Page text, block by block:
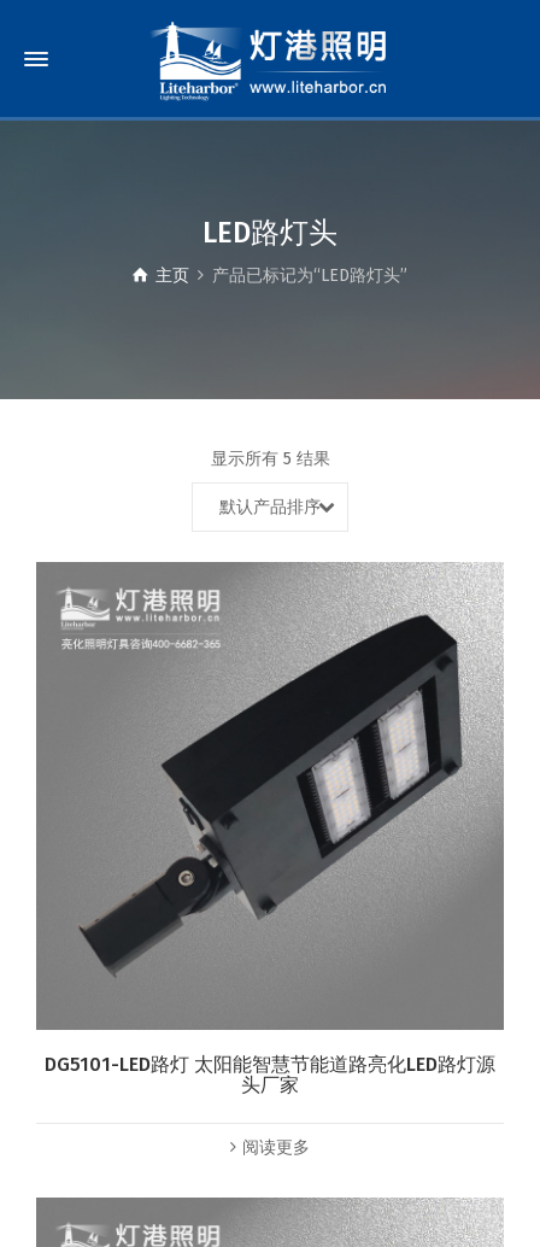
LED路灯头
主页 产品已标记为“LED路灯头”
显示所有 5 结果
默认产品排序
DG5101-LED路灯 太阳能智慧节能道路亮化LED路灯源
头厂家
阅读更多